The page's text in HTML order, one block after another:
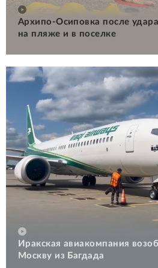
Архипо-Осиповка после
на пляже и в поселке
Иракская авиакомпания
Москву из Багдада